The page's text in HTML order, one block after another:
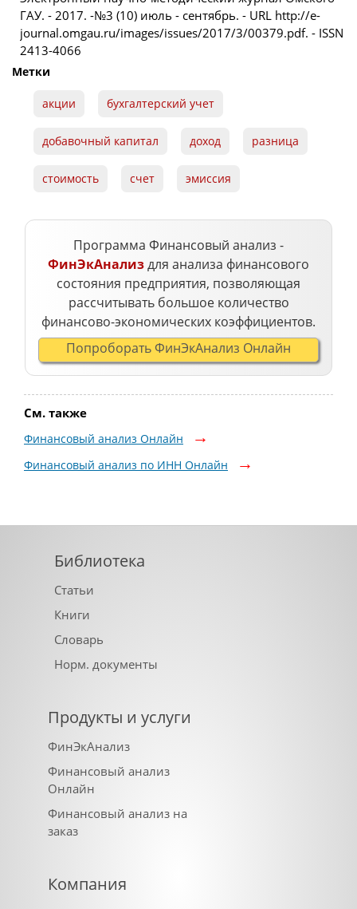
ГАУ. - 2017. -№3 (10) июль - сентябрь. - URL http://e-
journal.omgau.ru/images/issues/2017/3/00379.pdf. - ISSN
2413-4066
Метки
акции бухгалтерский учет
добавочный капитал доход разница
стоимость счет эмиссия
Программа Финансовый анализ -
ФинЭкАнализдля анализа финансового
состояния предприятия, позволяющая
рассчитывать большое количество
финансово-экономических коэффициентов.
Попроборать ФинЭкАнализ Онлайн
См. также
Финансовый анализ Онлайн
Финансовый анализ по ИНН Онлайн
Библиотека
Статьи
Книги
Словарь
Норм. документы
Продукты и услуги
ФинЭкАнализ
Финансовый анализ
Онлайн
Финансовый анализ на
заказ
Компания